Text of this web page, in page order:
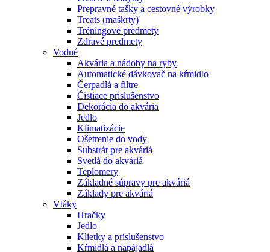
Prepravné tašky a cestovné výrobky
Treats (maškrty)
Tréningové predmety
Zdravé predmety
Vodné
Akvária a nádoby na ryby
Automatické dávkovač na kŕmidlo
Čerpadlá a filtre
Čistiace príslušenstvo
Dekorácia do akvária
Jedlo
Klimatizácie
Ošetrenie do vody
Substrát pre akváriá
Svetlá do akváriá
Teplomery
Základné súpravy pre akváriá
Základy pre akváriá
Vtáky
Hračky
Jedlo
Klietky a príslušenstvo
Kŕmidlá a napájadlá